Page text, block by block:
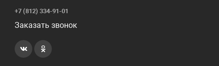
+7 (812) 334-91-01
Заказать звонок